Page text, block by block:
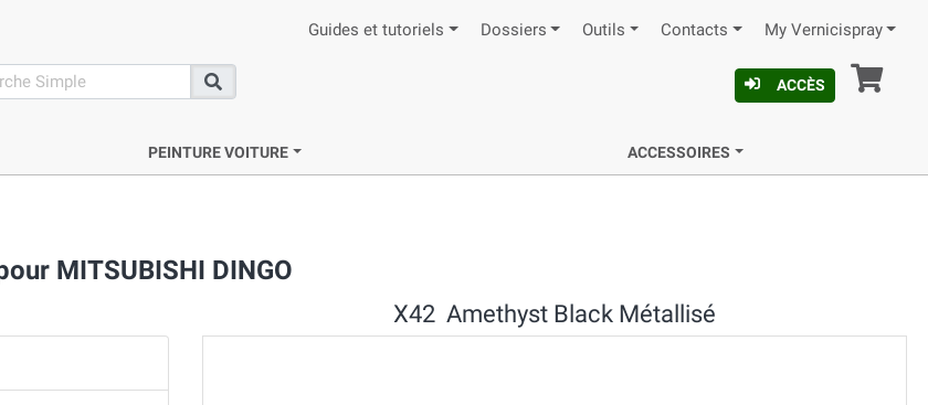
Guides et tutoriels Dossiers Outils Contacts My Vernicispray
Recherche
ACCÈS
PEINTURE VOITURE ACCESSOIRES
MITSUBISHI DINGO
X42 Amethyst Black Métallisé